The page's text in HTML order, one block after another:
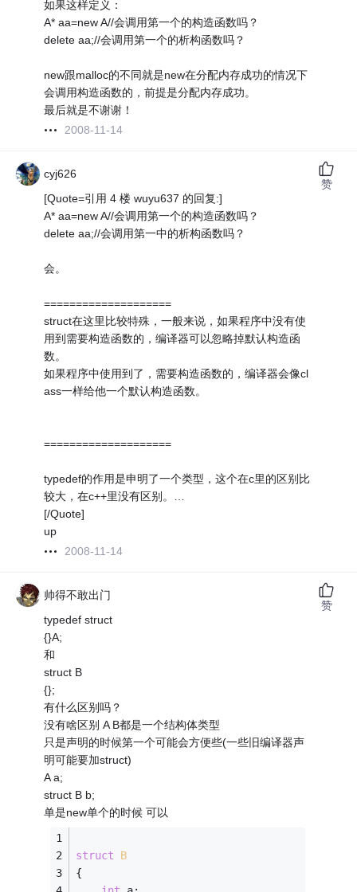
如果这样定义：
A* aa=new A//会调用第一个的构造函数吗？
delete aa;//会调用第一个的析构函数吗？
new跟malloc的不同就是new在分配内存成功的情况下
会调用构造函数的，前提是分配内存成功。
最后就是不谢谢！
2008-11-14
cyj626
[Quote=引用 4 楼 wuyu637 的回复:]
A* aa=new A//会调用第一个的构造函数吗？
delete aa;//会调用第一中的析构函数吗？
会。
====================
struct在这里比较特殊，一般来说，如果程序中没有使
用到需要构造函数的，编译器可以忽略掉默认构造函
数。
如果程序中使用到了，需要构造函数的，编译器会像cl
ass一样给他一个默认构造函数。
====================
typedef的作用是申明了一个类型，这个在c里的区别比
较大，在c++里没有区别。…
[/Quote]
up
2008-11-14
赞
帅得不敢出门
typedef struct
{}A;
和
struct B
{};
有什么区别吗？
没有啥区别 A B都是一个结构体类型
只是声明的时候第一个可能会方便些(一些旧编译器声
明可能要加struct)
A a;
struct B b;
单是new单个的时候 可以
struct
B
{
赞